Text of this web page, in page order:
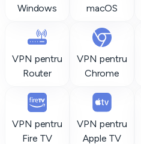
Windows
macOS
VPN pentru
Router
VPN pentru
Chrome
VPN pentru
Fire TV
VPN pentru
Apple TV